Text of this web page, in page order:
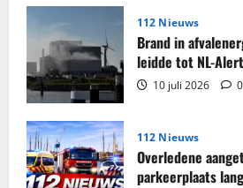
Grote
sigaretten
en
tabak
in
beslag
genomen
in
woning
Harlingen
112 Nieuws
Brand in
leidde tot NL-Alert
10 juli 2026 0
112 Nieuws
Overledene
parkeerplaats